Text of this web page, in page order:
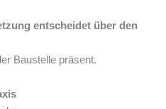
entscheidet über den
Baustelle präsent.